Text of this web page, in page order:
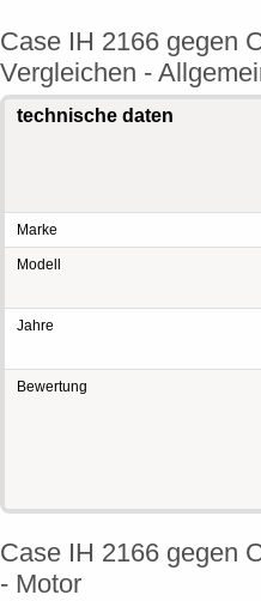
Case IH 2166 gegen
Vergleichen -
technische daten
Marke
Modell
Jahre
Bewertung
Case IH 2166 gegen
- Motor